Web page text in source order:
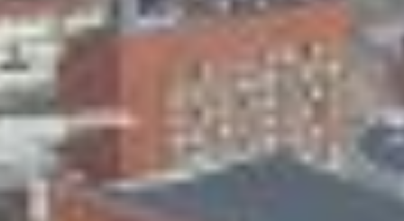
Skeittihalli
Varhaiskasvatus
Ateria- ja välipalamaksut
Mämminiemi